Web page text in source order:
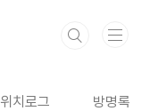
위치로그 방명록